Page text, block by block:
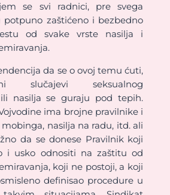
se svi radnici, pre svega
potpuno zaštićeno i bezbedno
od svake vrste nasilja i
da se o ovoj temu ćuti,
slučajevi seksualnog
nasilja se guraju pod tepih.
ima brojne pravilnike i
nasilja na radu, itd. ali
da se donese Pravilnik koji
i usko odnositi na zaštitu od
koji ne postoji, a koji
definisao procedure u